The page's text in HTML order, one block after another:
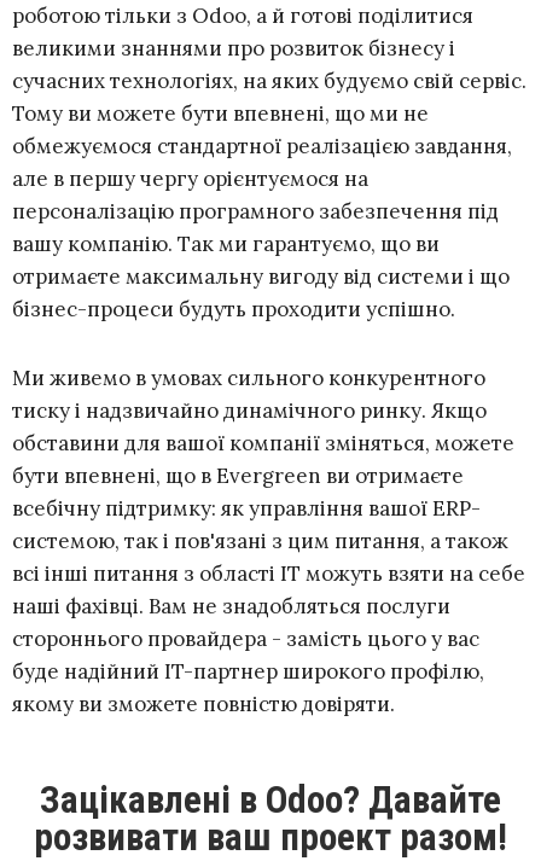
роботою тільки з Odoo, а й готові поділитися
великими знаннями про розвиток бізнесу і
сучасних технологіях, на яких будуємо свій сервіс.
Тому ви можете бути впевнені, що ми не
обмежуємося стандартної реалізацією завдання,
але в першу чергу орієнтуємося на
персоналізацію програмного забезпечення під
вашу компанію. Так ми гарантуємо, що ви
отримаєте максимальну вигоду від системи і що
бізнес-процеси будуть проходити успішно.
Ми живемо в умовах сильного конкурентного
тиску і надзвичайно динамічного ринку. Якщо
обставини для вашої компанії зміняться, можете
бути впевнені, що в Evergreen ви отримаєте
всебічну підтримку: як управління вашої ERP-
системою, так і пов'язані з цим питання, а також
всі інші питання з області IT можуть взяти на себе
наші фахівці. Вам не знадобляться послуги
стороннього провайдера - замість цього у вас
буде надійний IT-партнер широкого профілю,
якому ви зможете повністю довіряти.
Зацікавлені в Odoo? Давайте
розвивати ваш проект разом!